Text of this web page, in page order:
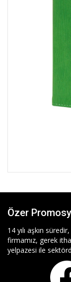
Özer
14 yılı aşkın
firmamız, gerek
yelpazesi ile